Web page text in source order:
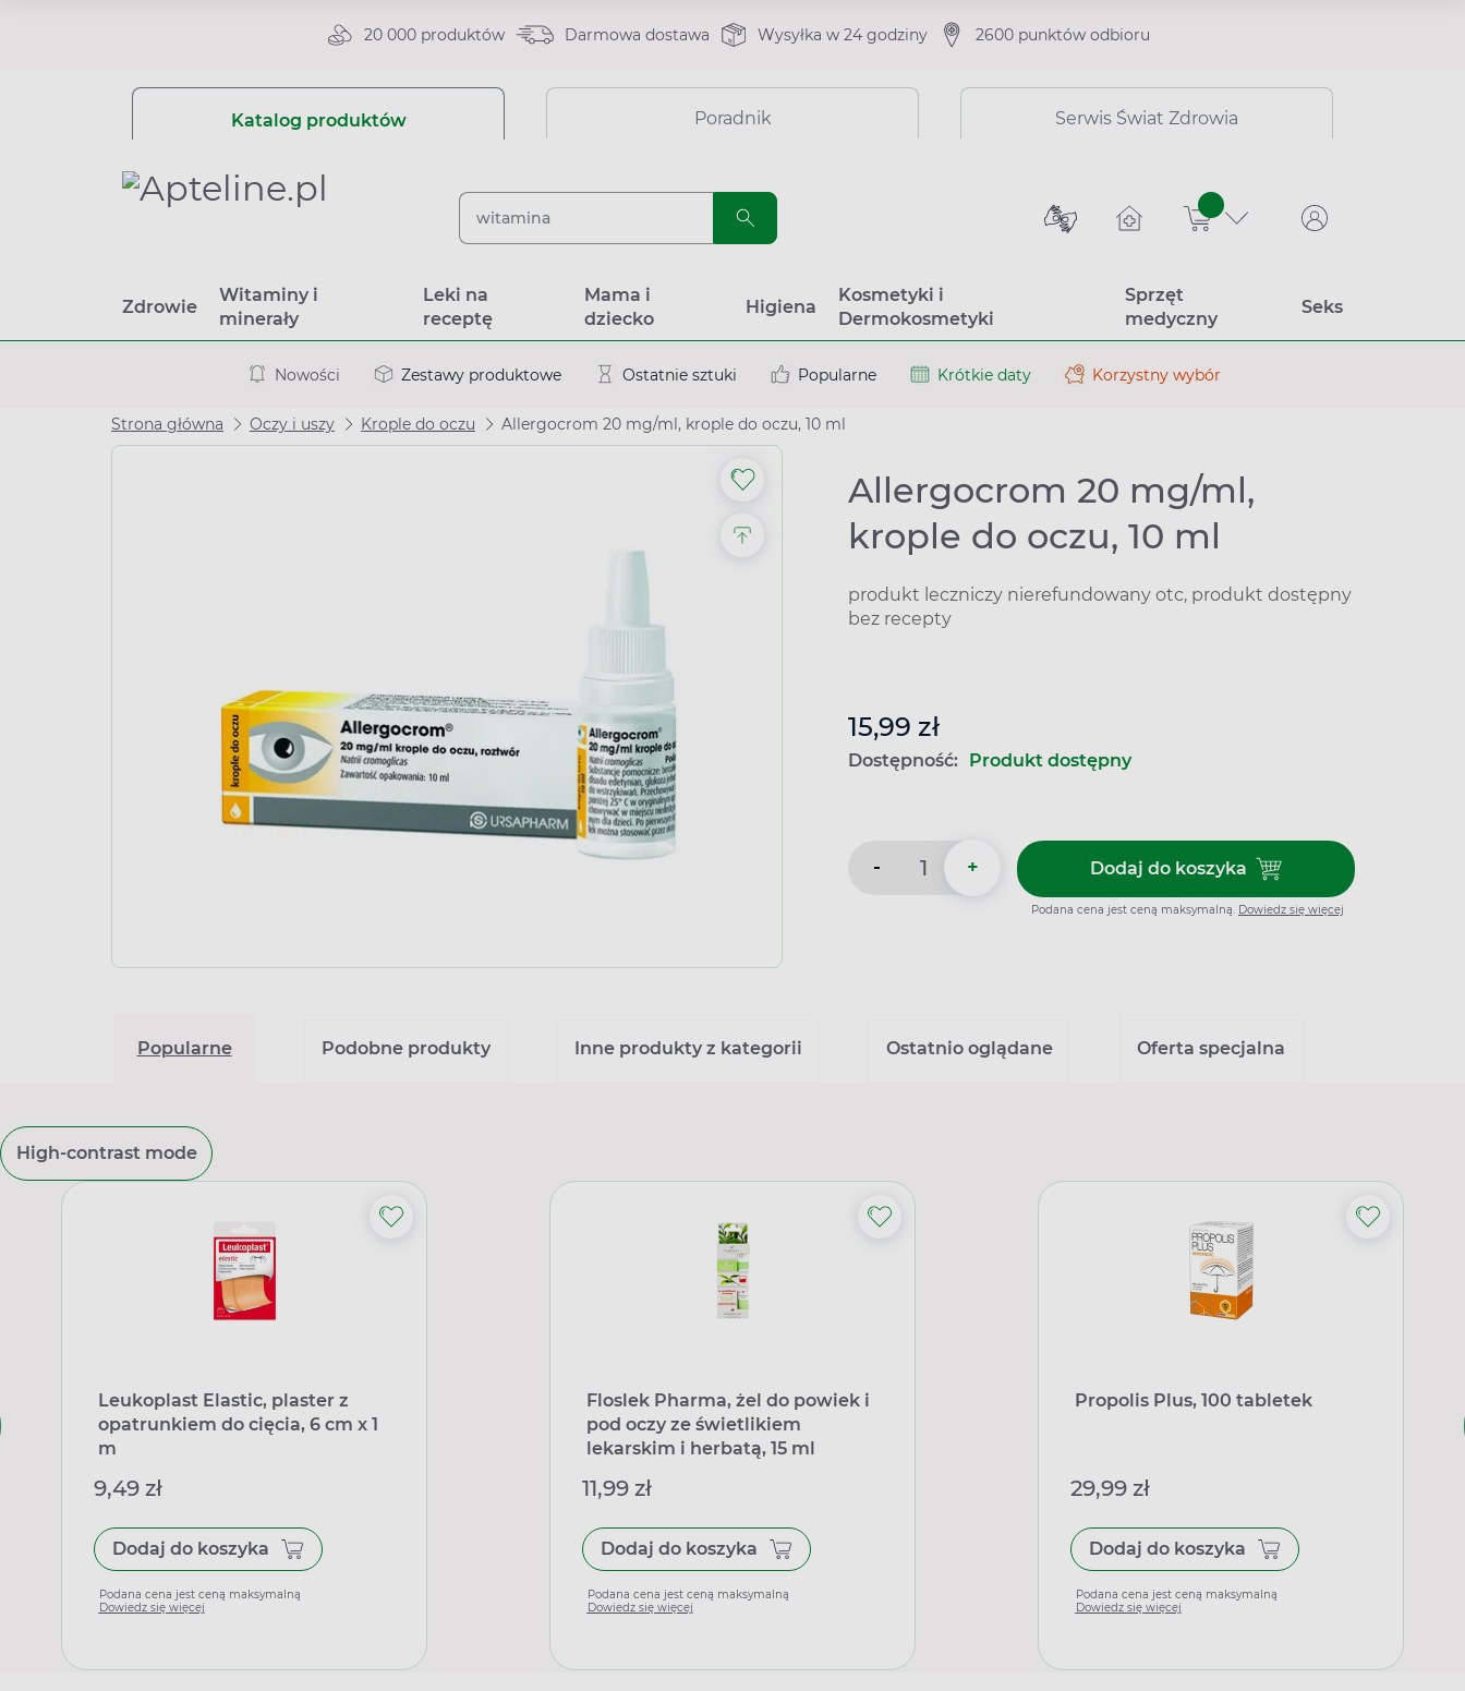
20 000 produktów Darmowa dostawa Wysyłka w 24 godziny 2600 punktów odbioru
Katalog produktów Poradnik Serwis Świat Zdrowia
sztuk
Zdrowie
Witaminy i
minerały
Leki na
receptę
Mama i
dziecko
Higiena
Kosmetyki i
Dermokosmetyki
Sprzęt
medyczny
Seks
Nowości Zestawy produktowe Ostatnie sztuki Popularne Krótkie daty Korzystny wybór
Strona główna Oczy i uszy Krople do oczu Allergocrom 20 mg/ml, krople do oczu, 10 ml
Allergocrom 20 mg/ml,
krople do oczu, 10 ml
produkt leczniczy nierefundowany otc, produkt dostępny
bez recepty
15,99 zł
Dostępność: Produkt dostępny
- + Dodaj do koszykaDodaj do koszyka Allergocrom
Podana cena jest ceną maksymalną. Dowiedz się więcej
Popularne Podobne produkty Inne produkty z kategorii Ostatnio oglądane Oferta specjalna
High-contrast mode
Leukoplast Elastic, plaster z
opatrunkiem do cięcia, 6 cm x 1
m
9,49 zł
Dodaj do koszyka
Podana cena jest ceną maksymalną
Dowiedz się więcej
Floslek Pharma, żel do powiek i
pod oczy ze świetlikiem
lekarskim i herbatą, 15 ml
11,99 zł
Dodaj do koszyka
Podana cena jest ceną maksymalną
Dowiedz się więcej
Propolis Plus, 100 tabletek
29,99 zł
Dodaj do koszyka
Podana cena jest ceną maksymalną
Dowiedz się więcej